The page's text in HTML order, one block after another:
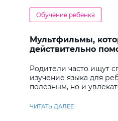
Обучение ребенка
Мультфильмы,
действительно
Родители часто ищут
изучение языка для
полезным, но и
ЧИТАТЬ ДАЛЕЕ